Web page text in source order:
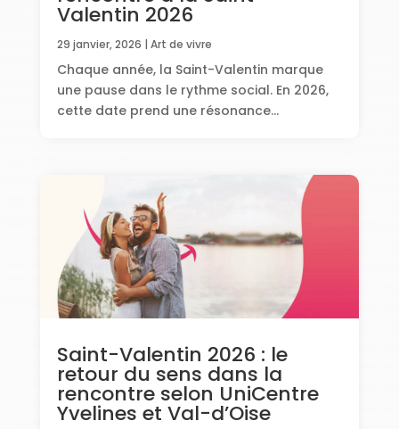
Valentin 2026
29 janvier, 2026 | Art de vivre
Chaque année, la Saint-Valentin marque
une pause dans le rythme social. En 2026,
cette date prend une résonance...
Saint-Valentin 2026 : le
retour du sens dans la
rencontre selon UniCentre
Yvelines et Val-d’Oise